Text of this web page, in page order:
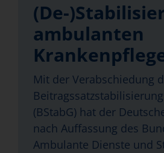
(De-
ambulanten
Mit der Verabschiedung
(BStabG) hat der
nach Auffassung des
Ambulante Dienste und